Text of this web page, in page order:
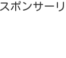
スポンサー